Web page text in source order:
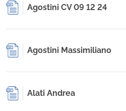
Agostini CV 09 12 24
Agostini Massimiliano
Alati Andrea